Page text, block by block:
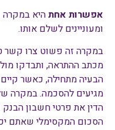
אפשרות אחתהיא
ומעוניינים לשלם אותו.
במקרה זה פשוט צרו קשר
מכתב ההתראה, ותבדקו
הבעיה מתחילה, כאשר
מגיעים להסכמה. במקרה
הדין את פרטי חשבון
הסכום המקסימלי שאתם